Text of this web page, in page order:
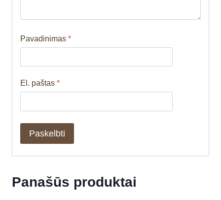
Pavadinimas *
El. paštas *
Panašūs produktai